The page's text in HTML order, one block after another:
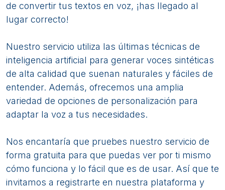
de convertir tus textos en voz, ¡has llegado al
lugar correcto!
Nuestro servicio utiliza las últimas técnicas de
inteligencia artificial para generar voces sintéticas
de alta calidad que suenan naturales y fáciles de
entender. Además, ofrecemos una amplia
variedad de opciones de personalización para
adaptar la voz a tus necesidades.
Nos encantaría que pruebes nuestro servicio de
forma gratuita para que puedas ver por ti mismo
cómo funciona y lo fácil que es de usar. Así que te
invitamos a registrarte en nuestra plataforma y